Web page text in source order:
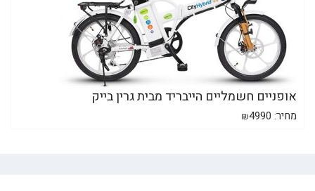
אופניים חשמליים הייבריד מבית גרין בייק
מחיר: ₪4990